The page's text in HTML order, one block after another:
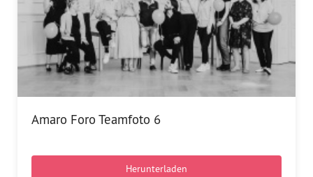
Plakate
Pressemitteilungen
Positionen
Pressespiegel
Amaro Foro Teamfoto 6
Herunterladen